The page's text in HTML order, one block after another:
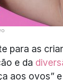
para as
e da
aos ovos”